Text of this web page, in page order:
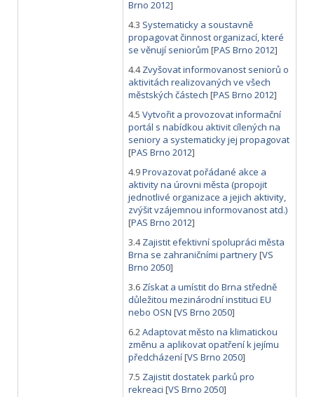
Brno 2012]
4.3 Systematicky a soustavně
propagovat činnost organizací, které
se věnují seniorům [PAS Brno 2012]
4.4 Zvyšovat informovanost seniorů o
aktivitách realizovaných ve všech
městských částech [PAS Brno 2012]
4.5 Vytvořit a provozovat informační
portál s nabídkou aktivit cílených na
seniory a systematicky jej propagovat
[PAS Brno 2012]
4.9Provazovat pořádané akce a
aktivity na úrovni města (propojit
jednotlivé organizace a jejich aktivity,
zvýšit vzájemnou informovanost atd.)
[PAS Brno 2012]
3.4 Zajistit efektivní spolupráci města
Brna se zahraničními partnery[VS
Brno 2050]
3.6 Získat a umístit do Brna středně
důležitou mezinárodní instituci EU
nebo OSN [VS Brno 2050]
6.2Adaptovat město na klimatickou
změnu a aplikovat opatření k jejímu
předcházení[VS Brno 2050]
7.5 Zajistit dostatek parků pro
rekreaci [VS Brno 2050]